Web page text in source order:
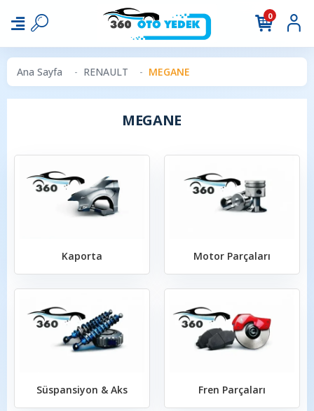
0
Ana Sayfa RENAULT MEGANE
MEGANE
Kaporta Motor Parçaları
Süspansiyon & Aks Fren Parçaları